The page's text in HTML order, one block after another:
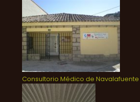
Consultorio Médico de Navalafuente